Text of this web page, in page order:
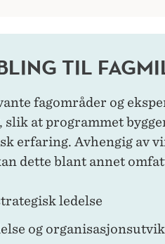
TIL
fagområder og
at programmet
erfaring. Avhengig av
dette blant annet
ledelse
og